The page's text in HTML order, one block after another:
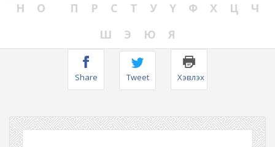
Н
О П Р С Т У Ү Ф Х Ц
Ч
Ш
Э Ю Я
Share Tweet Хэвлэх